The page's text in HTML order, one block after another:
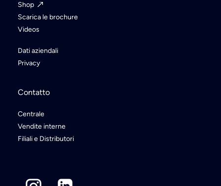
Shop
Scarica le brochure
Videos
Dati aziendali
Privacy
Contatto
Centrale
Vendite interne
Filiali e Distributori